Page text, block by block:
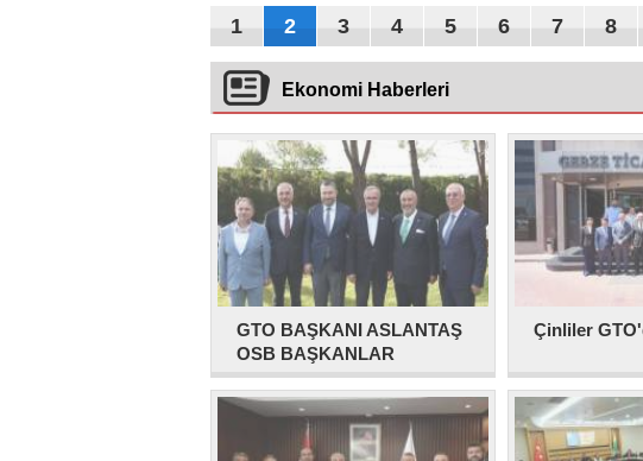
1 2 3 4 5 6 7 8
Ekonomi Haberleri
GTO BAŞKANI ASLANTAŞ
OSB BAŞKANLAR
TOPLANTISINDA
Çinliler